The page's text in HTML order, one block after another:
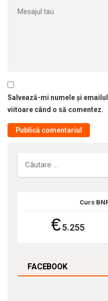
Salvează-mi numele și
viitoare când o să comentez.
Curs
€5.255
FACEBOOK